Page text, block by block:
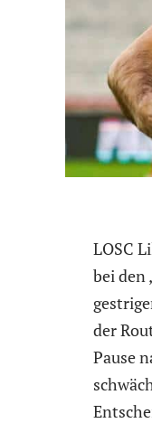
LOSC
bei den
der
Pause